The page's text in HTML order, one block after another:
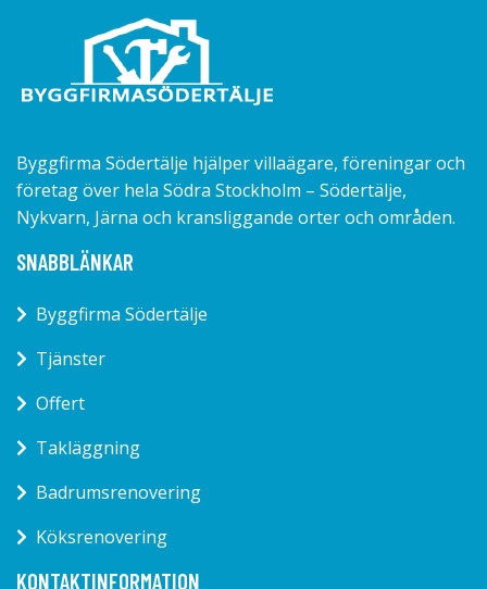
Byggfirma Södertälje hjälper villaägare, föreningar och
företag över hela Södra Stockholm – Södertälje,
Nykvarn, Järna och kransliggande orter och områden.
SNABBLÄNKAR
Byggfirma Södertälje
Tjänster
Offert
Takläggning
Badrumsrenovering
Köksrenovering
KONTAKTINFORMATION